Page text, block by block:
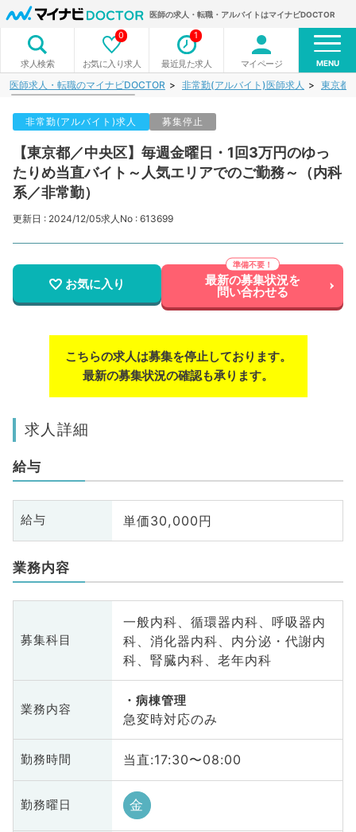
医師の求人・転職・アルバイトはマイナビDOCTOR
求人検索 お気に入り求人
0
最近見た求人
1
マイページ MENU
医師求人・転職のマイナビDOCTOR 非常勤(アルバイト)医師求人 東京都
非常勤(アルバイト)求人 募集停止
【東京都／中央区】毎週金曜日・1回3万円のゆっ
たりめ当直バイト～人気エリアでのご勤務～（内科
系／非常勤）
更新日 : 2024/12/05求人No : 613699
お気に入り 最新の募集状況を
問い合わせる
こちらの求人は募集を停止しております。
最新の募集状況の確認も承ります。
求人詳細
給与
給与 単価30,000円
業務内容
募集科目
一般内科、循環器内科、呼吸器内
科、消化器内科、内分泌・代謝内
科、腎臓内科、老年内科
業務内容
病棟管理
急変時対応のみ
勤務時間 当直:17:30〜08:00
勤務曜日 金